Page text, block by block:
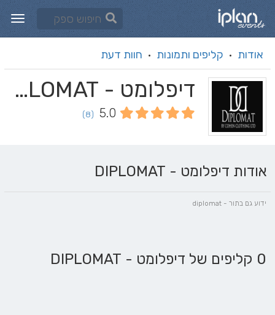
אודות · קליפים ותמונות · חוות דעת
דיפלומט - DIPLOMAT
5.0
(8)
אודות דיפלומט - DIPLOMAT
ידוע גם בתור - diplomat
0 קליפים של דיפלומט - DIPLOMAT